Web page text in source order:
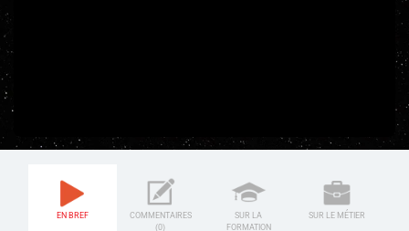
EN BREF
COMMENTAIRES
(0)
SUR LA
FORMATION
SUR LE MÉTIER